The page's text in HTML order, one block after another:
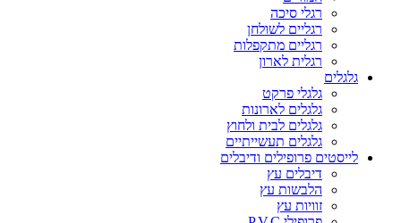
רגלי סיכה
רגליים לשולחן
רגליים מתקפלות
רגלית לארון
גלגלים
גלגלי פרקט
גלגלים לארונות
גלגלים לבית ולחוץ
גלגלים תעשייתיים
לייסטים פרופילים ודיבלים
דיבלים עץ
הלבשות עץ
זוויות עץ